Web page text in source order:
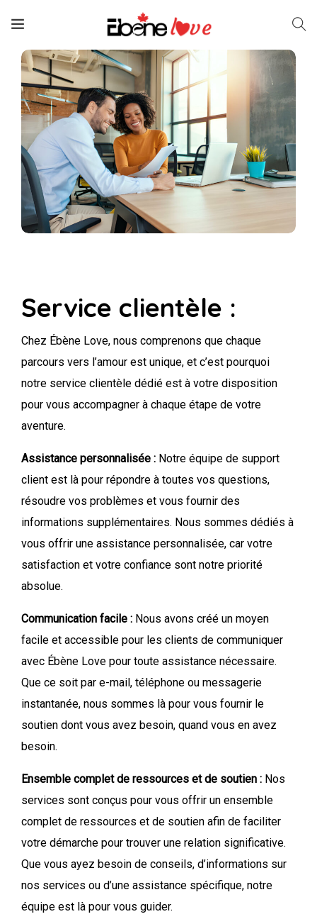
Service clientèle :
Chez Ébène Love, nous comprenons que chaque
parcours vers l’amour est unique, et c’est pourquoi
notre service clientèle dédié est à votre disposition
pour vous accompagner à chaque étape de votre
aventure.
Assistance personnalisée : Notre équipe de support
client est là pour répondre à toutes vos questions,
résoudre vos problèmes et vous fournir des
informations supplémentaires. Nous sommes dédiés à
vous offrir une assistance personnalisée, car votre
satisfaction et votre confiance sont notre priorité
absolue.
Communication facile : Nous avons créé un moyen
facile et accessible pour les clients de communiquer
avec Ébène Love pour toute assistance nécessaire.
Que ce soit par e-mail, téléphone ou messagerie
instantanée, nous sommes là pour vous fournir le
soutien dont vous avez besoin, quand vous en avez
besoin.
Ensemble complet de ressources et de soutien : Nos
services sont conçus pour vous offrir un ensemble
complet de ressources et de soutien afin de faciliter
votre démarche pour trouver une relation significative.
Que vous ayez besoin de conseils, d’informations sur
nos services ou d’une assistance spécifique, notre
équipe est là pour vous guider.